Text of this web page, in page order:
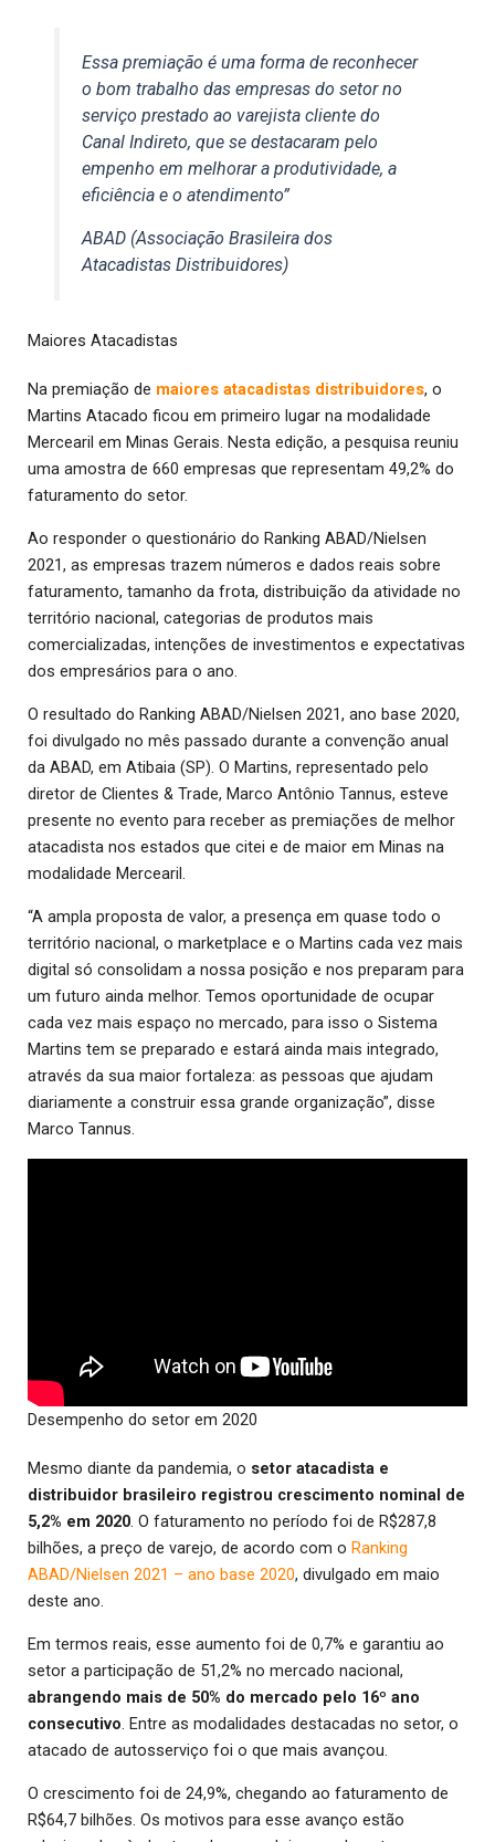
Essa premiação é uma forma de reconhecer
o bom trabalho das empresas do setor no
serviço prestado ao varejista cliente do
Canal Indireto, que se destacaram pelo
empenho em melhorar a produtividade, a
eficiência e o atendimento”
ABAD (Associação Brasileira dos
Atacadistas Distribuidores)
Maiores Atacadistas
Na premiação de maiores atacadistas distribuidores, o
Martins Atacado ficou em primeiro lugar na modalidade
Mercearil em Minas Gerais. Nesta edição, a pesquisa reuniu
uma amostra de 660 empresas que representam 49,2% do
faturamento do setor.
Ao responder o questionário do Ranking ABAD/Nielsen
2021, as empresas trazem números e dados reais sobre
faturamento, tamanho da frota, distribuição da atividade no
território nacional, categorias de produtos mais
comercializadas, intenções de investimentos e expectativas
dos empresários para o ano.
O resultado do Ranking ABAD/Nielsen 2021, ano base 2020,
foi divulgado no mês passado durante a convenção anual
da ABAD, em Atibaia (SP). O Martins, representado pelo
diretor de Clientes & Trade, Marco Antônio Tannus, esteve
presente no evento para receber as premiações de melhor
atacadista nos estados que citei e de maior em Minas na
modalidade Mercearil.
“A ampla proposta de valor, a presença em quase todo o
território nacional, o marketplace e o Martins cada vez mais
digital só consolidam a nossa posição e nos preparam para
um futuro ainda melhor. Temos oportunidade de ocupar
cada vez mais espaço no mercado, para isso o Sistema
Martins tem se preparado e estará ainda mais integrado,
através da sua maior fortaleza: as pessoas que ajudam
diariamente a construir essa grande organização”, disse
Marco Tannus.
Desempenho do setor em 2020
Mesmo diante da pandemia, o setor atacadista e
distribuidor brasileiro registrou crescimento nominal de
5,2% em 2020. O faturamento no período foi de R$287,8
bilhões, a preço de varejo, de acordo com o Ranking
ABAD/Nielsen 2021 – ano base 2020, divulgado em maio
deste ano.
Em termos reais, esse aumento foi de 0,7% e garantiu ao
setor a participação de 51,2% no mercado nacional,
abrangendo mais de 50% do mercado pelo 16º ano
consecutivo. Entre as modalidades destacadas no setor, o
atacado de autosserviço foi o que mais avançou.
O crescimento foi de 24,9%, chegando ao faturamento de
R$64,7 bilhões. Os motivos para esse avanço estão